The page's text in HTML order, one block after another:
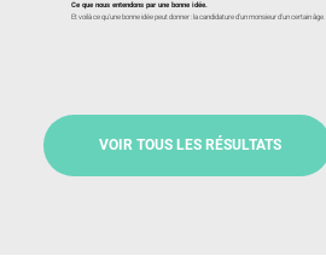
Ce que nous entendons par une bonne idée.
Et voilà ce qu'une bonne idée peut donner : la candidature d'un monsieur d'un certain âge.
VOIR TOUS LES RÉSULTATS